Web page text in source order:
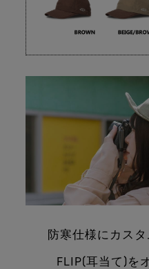
防寒仕様にカスタ
FLIP(耳当て)を